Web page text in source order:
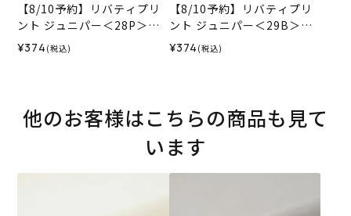
【8/10予約】リバティプリ
ント ジュニパー＜28P＞生
地 （ホビーラホビーレオリ
ジナル）2026AW
¥374 (税込)
【8/10予約】リバティプリ
ント ジュニパー＜29B＞生
地 （ホビーラホビーレオリ
ジナル）2026AW
¥374 (税込)
他のお客様はこちらの商品も見て
います